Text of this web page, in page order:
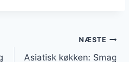
NÆSTE
Asiatisk køkken: Smag